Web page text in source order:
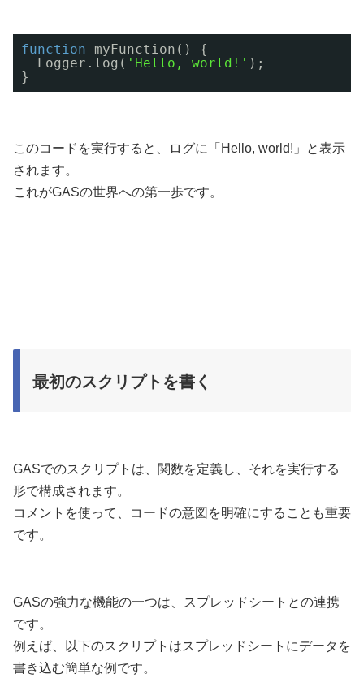
function
myFunction() {
Logger.log( 'Hello, world!' );
}
このコードを実行すると、ログに「Hello, world!」と表示
されます。
これがGASの世界への第一歩です。
最初のスクリプトを書く
GASでのスクリプトは、関数を定義し、それを実行する
形で構成されます。
コメントを使って、コードの意図を明確にすることも重要
です。
GASの強力な機能の一つは、スプレッドシートとの連携
です。
例えば、以下のスクリプトはスプレッドシートにデータを
書き込む簡単な例です。